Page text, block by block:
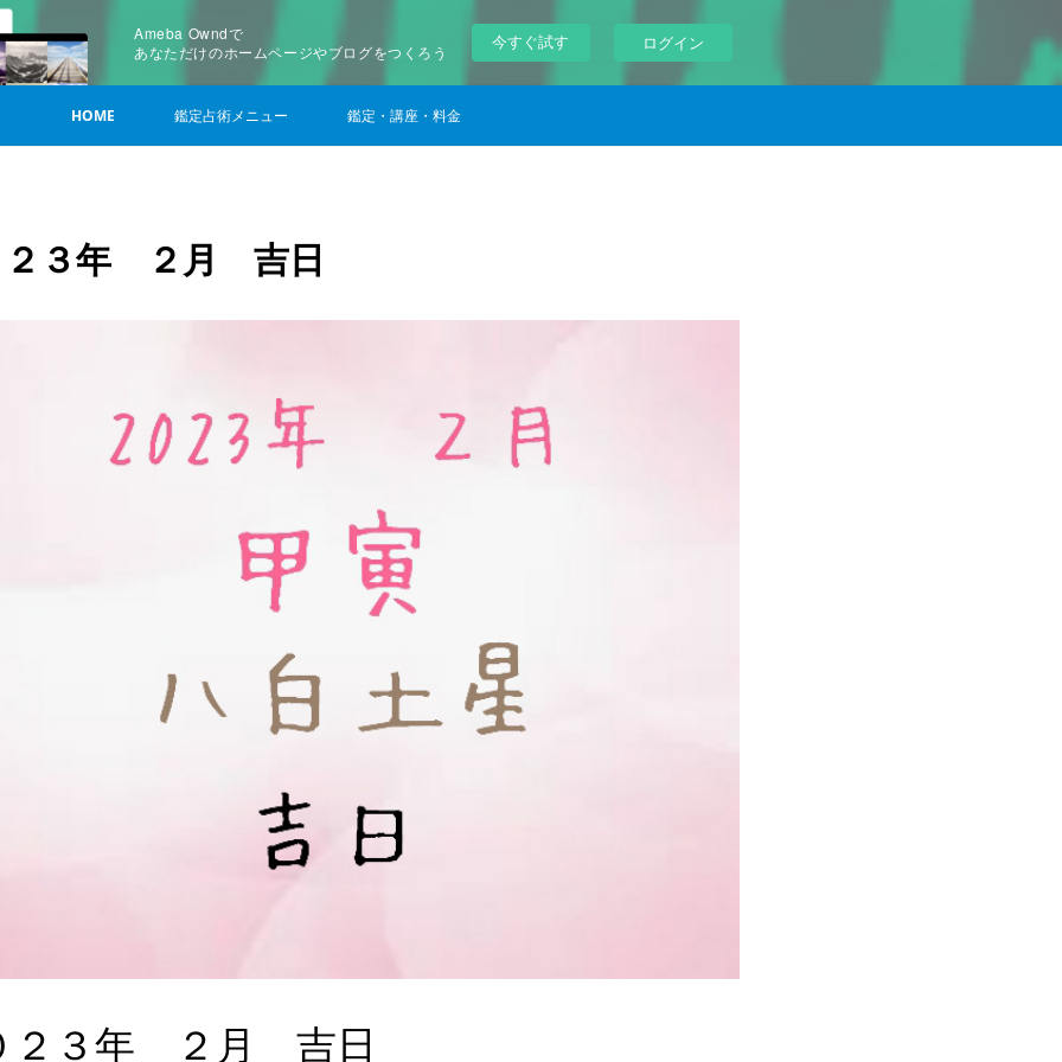
Ameba Owndで
あなただけのホームページやブログをつくろう
今すぐ試す ログイン
HOME 鑑定占術メニュー 鑑定・講座・料金
２３年 ２月 吉日
２３年 ２月 吉日